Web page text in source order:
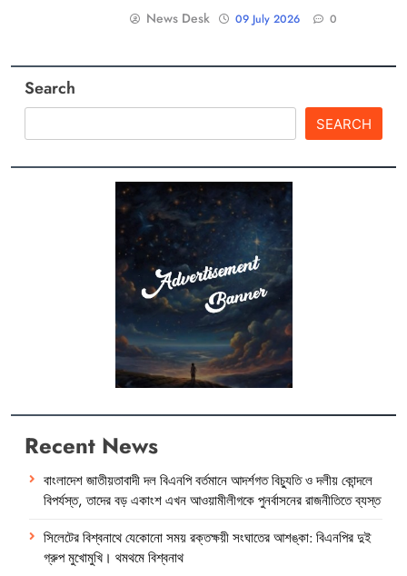
News Desk 09 July 2026 0
Search
SEARCH
Recent News
বাংলাদেশ জাতীয়তাবাদী দল বিএনপি বর্তমানে আদর্শগত বিচ্যুতি ও দলীয় কোন্দলে
বিপর্যস্ত, তাদের বড় একাংশ এখন আওয়ামীলীগকে পুনর্বাসনের রাজনীতিতে ব্যস্ত
সিলেটের বিশ্বনাথে যেকোনো সময় রক্তক্ষয়ী সংঘাতের আশঙ্কা: বিএনপির দুই
গ্রুপ মুখোমুখি। থমথমে বিশ্বনাথ